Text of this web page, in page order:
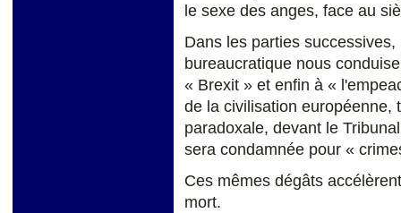
le sexe des anges, face au
Dans les parties
bureaucratique nous
« Brexit » et enfin à «
de la civilisation européenne,
paradoxale, devant le
sera condamnée pour «
Ces mêmes dégâts
mort.